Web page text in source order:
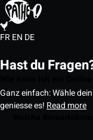
FREN DE
Hast du
Ganz einfach: Wähle
geniesse es! Read more